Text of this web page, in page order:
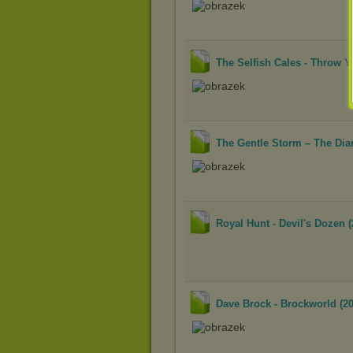
The Selfish Cales - Throw
The Gentle Storm – The
Royal Hunt - Devil's Dozen
Dave Brock - Brockworld